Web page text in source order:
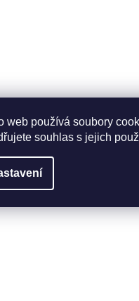
web používá soubory
souhlas s jejich